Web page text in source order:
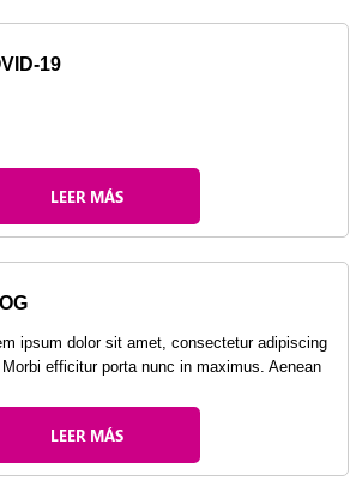
19
LEER MÁS
ipsum dolor sit amet, consectetur adipiscing
efficitur porta nunc in maximus. Aenean
Vivamus vitae lorem id odio scelerisque
Nullam et neque eget tortor consectetur
Quisque ultricies odio leo, ac mollis lacus
LEER MÁS